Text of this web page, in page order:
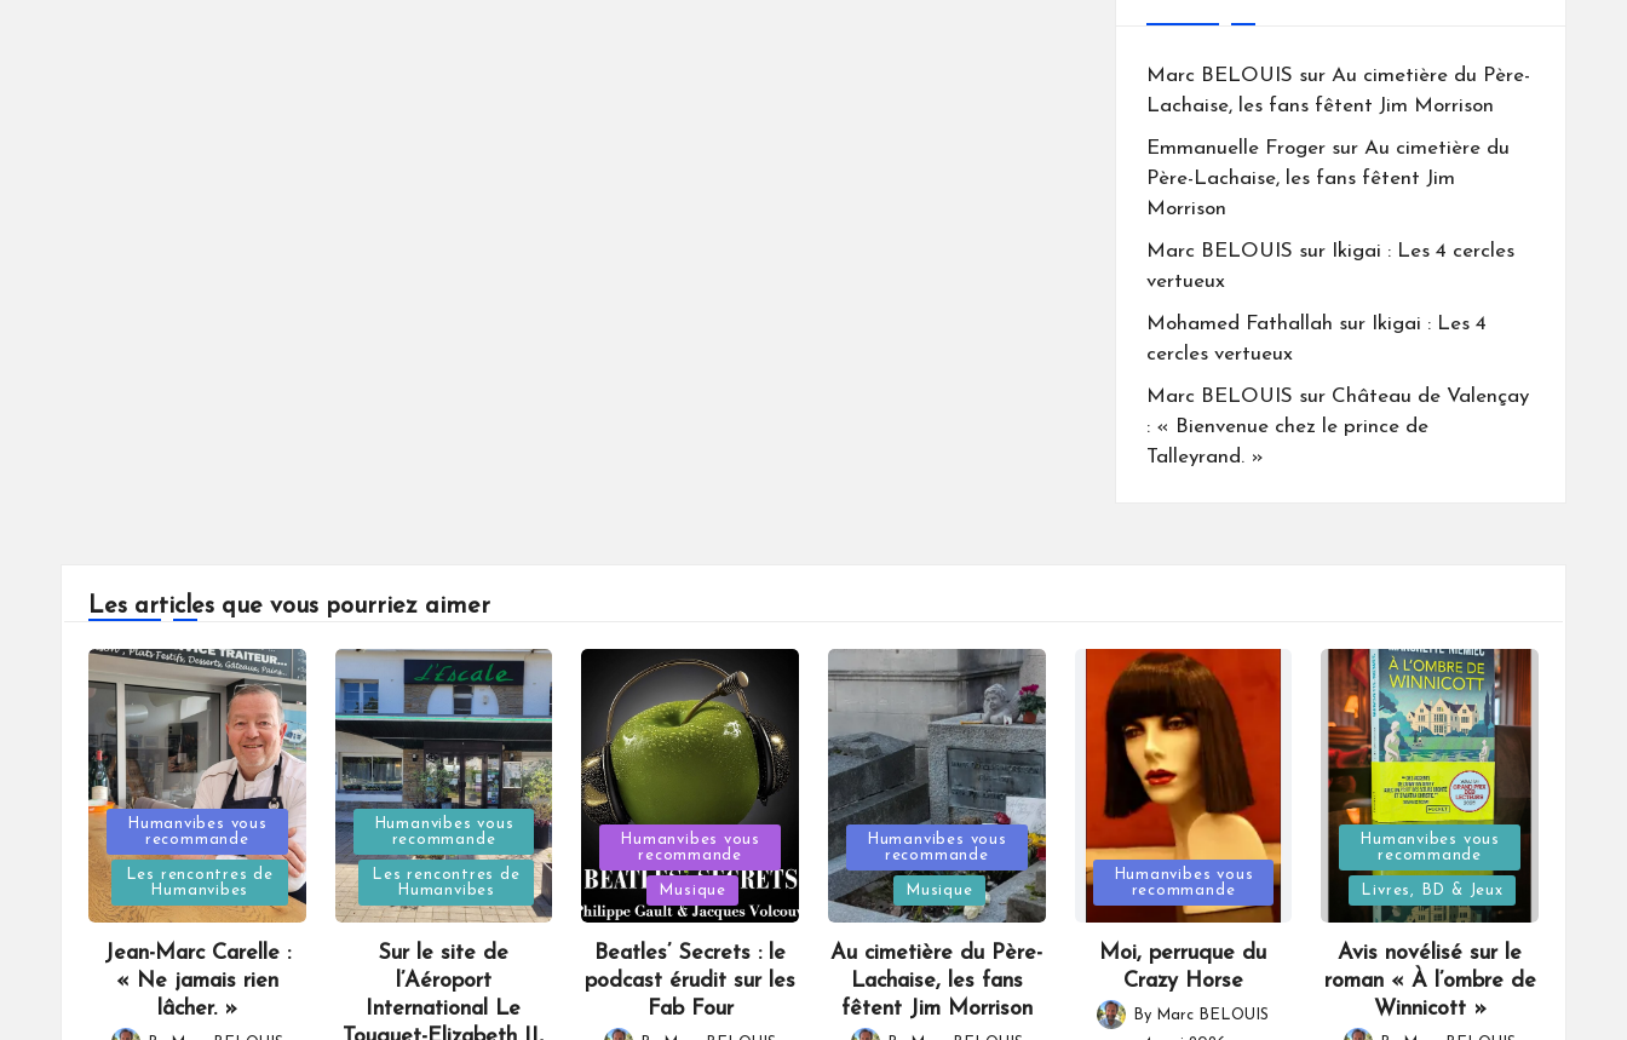
Marc BELOUIS sur Au cimetière du Père-
Lachaise, les fans fêtent Jim Morrison
Emmanuelle Frogersur Au cimetière du
Père-Lachaise, les fans fêtent Jim
Morrison
Marc BELOUIS sur
Ikigai : Les 4 cercles
vertueux
Mohamed Fathallah sur
Ikigai : Les 4
cercles vertueux
Marc BELOUIS sur Château de Valençay
: « Bienvenue chez le prince de
Talleyrand. »
Les articles que vous pourriez aimer
Posted
in
Humanvibes vous
recommande
Les rencontres de
Humanvibes
Jean-Marc Carelle :
« Ne jamais rien
lâcher. »
Posted
in
Humanvibes vous
recommande
Les rencontres de
Humanvibes
Sur le site de
l’Aéroport
International Le
Posted
in
Humanvibes vous
recommande
Musique
Beatles’ Secrets : le
podcast érudit sur les
Fab Four
Posted
in
Humanvibes vous
recommande
Musique
Au cimetière du Père-
Lachaise, les fans
fêtent Jim Morrison
Posted
in
Humanvibes vous
recommande
Moi, perruque du
Crazy Horse
Posted
By Marc BELOUIS
Posted
in
Humanvibes vous
recommande
Livres, BD & Jeux
Avis novélisé sur le
roman « À l’ombre de
Winnicott »